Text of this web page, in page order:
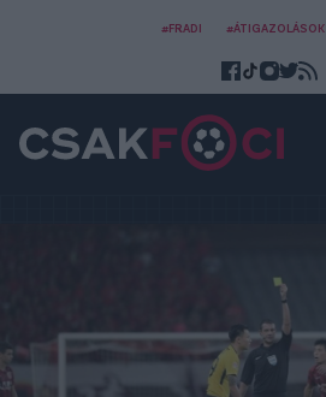
#FRADI #ÁTIGAZOLÁSOK